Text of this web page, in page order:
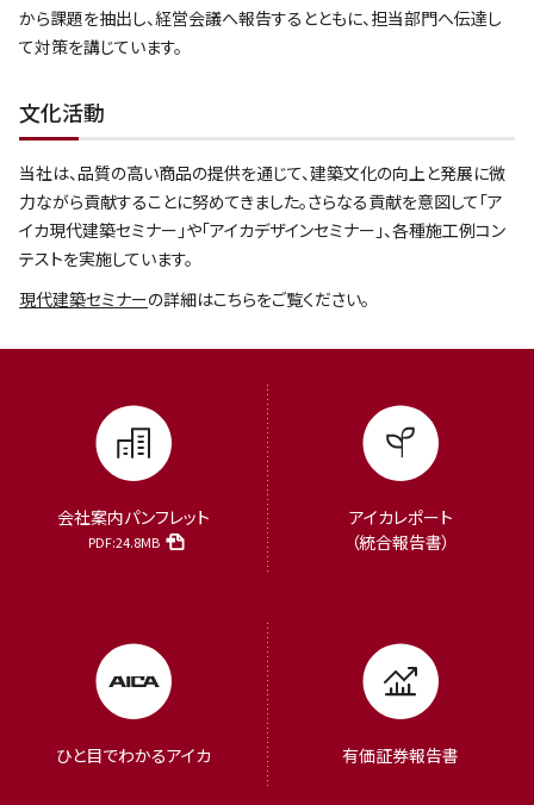
から課題を抽出し、経営会議へ報告するとともに、担当部門へ伝達し
て対策を講じています。
文化活動
当社は、品質の高い商品の提供を通じて、建築文化の向上と発展に微
力ながら貢献することに努めてきました。さらなる貢献を意図して「ア
イカ現代建築セミナー」や「アイカデザインセミナー」、各種施工例コン
テストを実施しています。
現代建築セミナーの詳細はこちらをご覧ください。
会社案内パンフレット
PDF:24.8MB
アイカレポート
（統合報告書）
ひと目でわかるアイカ 有価証券報告書